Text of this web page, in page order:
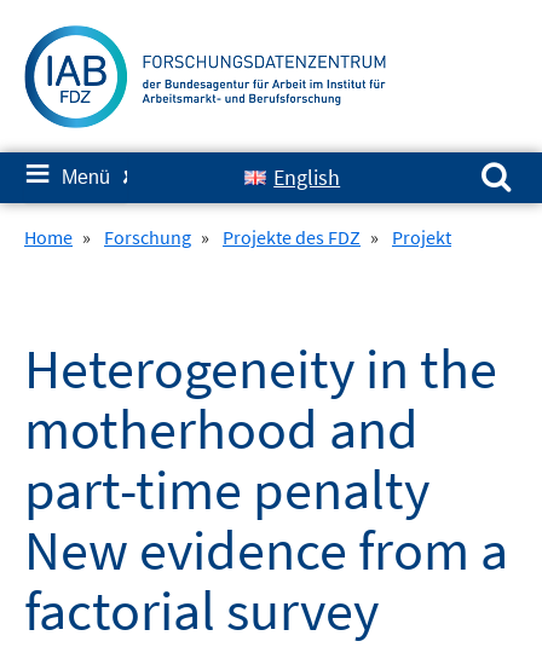
zum
Inhalt
≡ Menü ✘ English
Suchen nach:
Home » Forschung » Projekte des FDZ » Projekt
Heterogeneity in the
motherhood and
part-time penalty
New evidence from a
factorial survey